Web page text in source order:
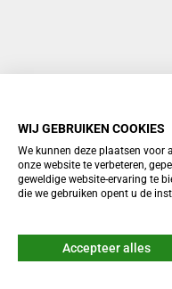
WIJ GEBRUIKEN COOKIES
We kunnen deze plaatsen voor
onze website te verbeteren,
geweldige website-ervaring te
die we gebruiken opent u de
Accepteer alles